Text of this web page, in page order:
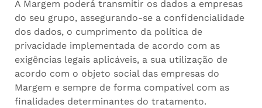
A Margem poderá transmitir os dados a empresas
do seu grupo, assegurando-se a confidencialidade
dos dados, o cumprimento da política de
privacidade implementada de acordo com as
exigências legais aplicáveis, a sua utilização de
acordo com o objeto social das empresas do
Margem e sempre de forma compatível com as
finalidades determinantes do tratamento.